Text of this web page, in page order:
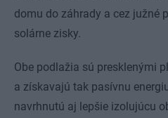
domu do záhrady a cez južné
solárne zisky.
Obe podlažia sú presklenými
a získavajú tak pasívnu
navrhnutú aj lepšie izolujúcu